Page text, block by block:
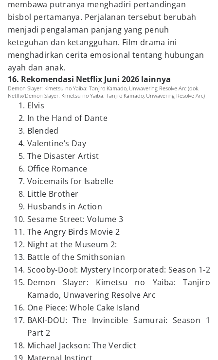
membawa putranya menghadiri pertandingan
bisbol pertamanya. Perjalanan tersebut berubah
menjadi pengalaman panjang yang penuh
keteguhan dan ketangguhan. Film drama ini
menghadirkan cerita emosional tentang hubungan
ayah dan anak.
16. Rekomendasi Netflix Juni 2026 lainnya
Demon Slayer: Kimetsu no Yaiba: Tanjiro Kamado, Unwavering Resolve Arc (dok.
Netflix/Demon Slayer: Kimetsu no Yaiba: Tanjiro Kamado, Unwavering Resolve Arc)
Elvis
In the Hand of Dante
Blended
Valentine’s Day
The Disaster Artist
Office Romance
Voicemails for Isabelle
Little Brother
Husbands in Action
Sesame Street: Volume 3
The Angry Birds Movie 2
Night at the Museum 2:
Battle of the Smithsonian
Scooby-Doo!: Mystery Incorporated: Season 1-2
Demon Slayer: Kimetsu no Yaiba: Tanjiro
Kamado, Unwavering Resolve Arc
One Piece: Whole Cake Island
BAKI-DOU: The Invincible Samurai: Season 1
Part 2
Michael Jackson: The Verdict